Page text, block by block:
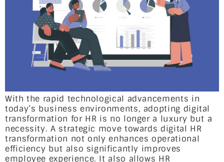
With the rapid technological advancements in
today’s business environments, adopting digital
transformation for HR is no longer a luxury but a
necessity. A strategic move towards digital HR
transformation not only enhances operational
efficiency but also significantly improves
employee experience. It also allows HR